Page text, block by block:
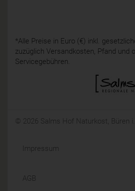
*Alle Preise in Euro (€) inkl.
zuzüglich Versandkosten, Pfand und
Servicegebühren.
© 2026 Salms Hof Naturkost, Büren
Impressum
AGB